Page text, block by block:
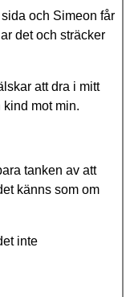
och Simeon får
det och sträcker
att dra i mitt
mot min.
tanken av att
känns som om
inte